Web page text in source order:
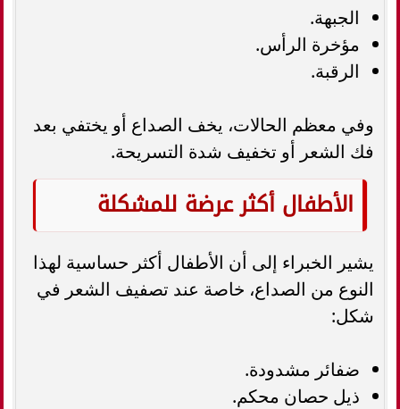
الجبهة.
مؤخرة الرأس.
الرقبة.
وفي معظم الحالات، يخف الصداع أو يختفي بعد
فك الشعر أو تخفيف شدة التسريحة.
الأطفال أكثر عرضة للمشكلة
يشير الخبراء إلى أن الأطفال أكثر حساسية لهذا
النوع من الصداع، خاصة عند تصفيف الشعر في
شكل:
ضفائر مشدودة.
ذيل حصان محكم.